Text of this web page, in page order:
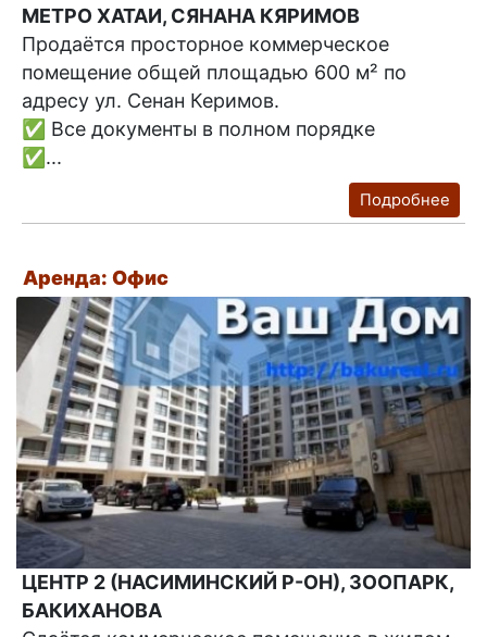
МЕТРО ХАТАИ, СЯНАНА КЯРИМОВ
Продаётся просторное коммерческое
помещение общей площадью 600 м² по
адресу ул. Сенан Керимов.
✅ Все документы в полном порядке
✅...
Подробнее
Аренда: Офис
ЦЕНТР 2 (НАСИМИНСКИЙ Р-ОН), ЗООПАРК,
БАКИХАНОВА